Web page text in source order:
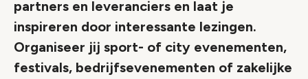
partners en leveranciers en laat je
inspireren door interessante lezingen.
Organiseer jij sport- of city evenementen,
festivals, bedrijfsevenementen of zakelijke